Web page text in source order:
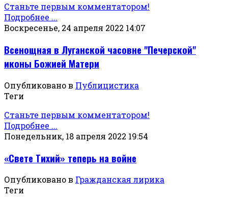
Станьте первым комментатором!
Подробнее ...
Воскресенье, 24 апреля 2022 14:07
Всенощная в Луганской часовне "Печерской"
иконы Божией Матери
Опубликовано в Публицистика
Теги
Станьте первым комментатором!
Подробнее ...
Понедельник, 18 апреля 2022 19:54
«Свете Тихий» теперь на войне
Опубликовано в Гражданская лирика
Теги